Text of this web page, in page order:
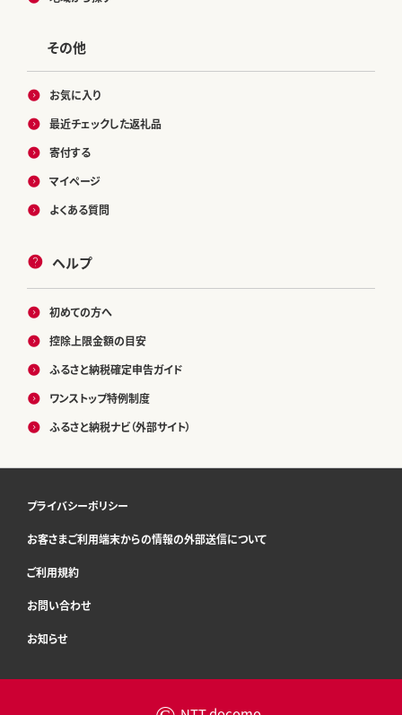
その他
お気に入り
最近チェックした返礼品
寄付する
マイページ
よくある質問
ヘルプ
初めての方へ
控除上限金額の目安
ふるさと納税確定申告ガイド
ワンストップ特例制度
ふるさと納税ナビ（外部サイト）
プライバシーポリシー
お客さまご利用端末からの情報の外部送信について
ご利用規約
お問い合わせ
お知らせ